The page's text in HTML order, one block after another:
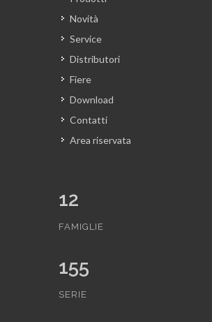
Novità
Service
Distributori
Fiere
Download
Contatti
Area riservata
12
FAMIGLIE
155
SERIE